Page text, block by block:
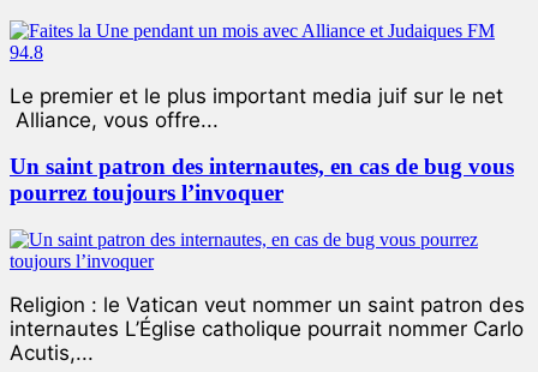
Le premier et le plus important media juif sur le net
Alliance, vous offre...
Un saint patron des internautes, en cas de bug vous
pourrez toujours l’invoquer
Religion : le Vatican veut nommer un saint patron des
internautes L’Église catholique pourrait nommer Carlo
Acutis,...